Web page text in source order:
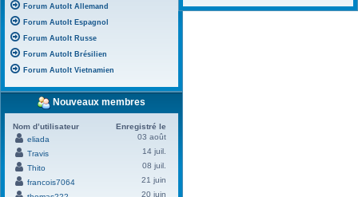
Forum AutoIt Allemand
Forum AutoIt Espagnol
Forum AutoIt Russe
Forum AutoIt Brésilien
Forum AutoIt Vietnamien
Nouveaux membres
Nom d’utilisateur
Enregistré le
eliada
03 août
Travis
14 juil.
Thito
08 juil.
francois7064
21 juin
20 juin